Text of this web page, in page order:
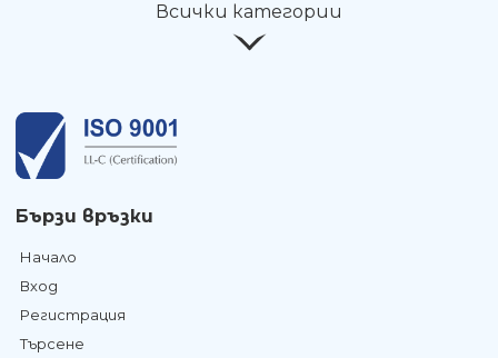
Всички категории
Бързи връзки
Начало
Вход
Регистрация
Търсене